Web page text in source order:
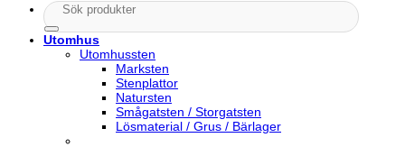
Sök
efter:
Utomhus
Utomhussten
Marksten
Stenplattor
Natursten
Smågatsten / Storgatsten
Lösmaterial / Grus / Bärlager